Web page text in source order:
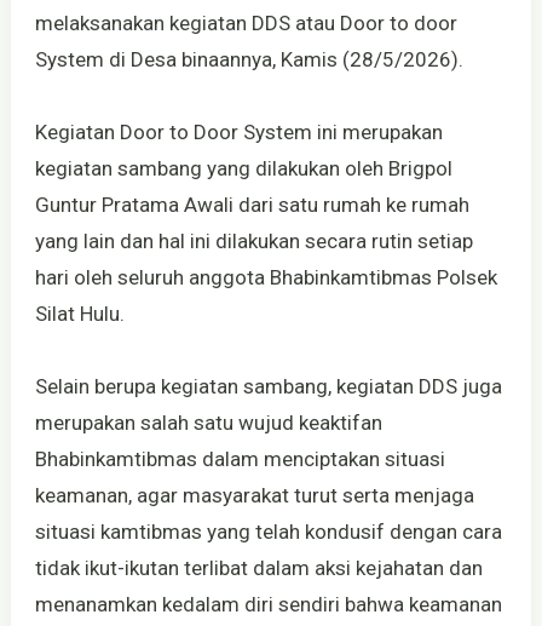
melaksanakan kegiatan DDS atau Door to door
System di Desa binaannya, Kamis (28/5/2026).
Kegiatan Door to Door System ini merupakan
kegiatan sambang yang dilakukan oleh Brigpol
Guntur Pratama Awali dari satu rumah ke rumah
yang lain dan hal ini dilakukan secara rutin setiap
hari oleh seluruh anggota Bhabinkamtibmas Polsek
Silat Hulu.
Selain berupa kegiatan sambang, kegiatan DDS juga
merupakan salah satu wujud keaktifan
Bhabinkamtibmas dalam menciptakan situasi
keamanan, agar masyarakat turut serta menjaga
situasi kamtibmas yang telah kondusif dengan cara
tidak ikut-ikutan terlibat dalam aksi kejahatan dan
menanamkan kedalam diri sendiri bahwa keamanan